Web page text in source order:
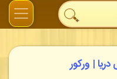
| ورکور